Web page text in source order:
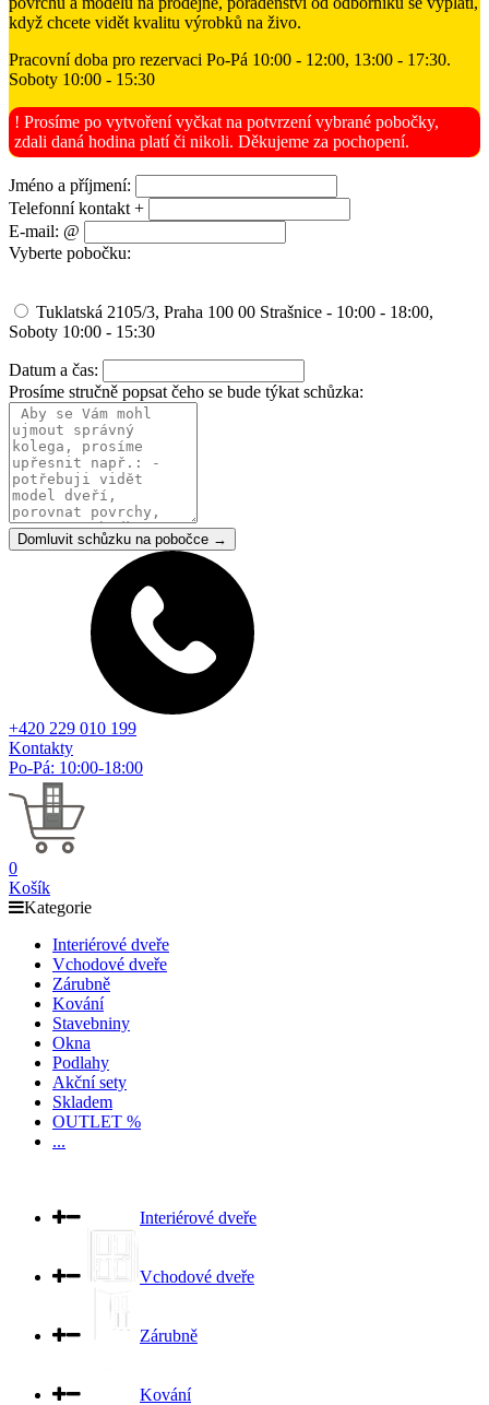
když chcete vidět kvalitu výrobků na živo.
Pracovní doba pro rezervaci Po-Pá 10:00 - 12:00, 13:00 - 17:30.
Soboty 10:00 - 15:30
! Prosíme po vytvoření vyčkat na potvrzení vybrané pobočky,
zdali daná hodina platí či nikoli. Děkujeme za pochopení.
Jméno a příjmení:
Telefonní kontakt +
E-mail: @
Vyberte pobočku:
Tuklatská 2105/3, Praha 100 00 Strašnice - 10:00 - 18:00,
Soboty 10:00 - 15:30
Datum a čas:
Prosíme stručně popsat čeho se bude týkat schůzka:
Domluvit schůzku na pobočce →
+420 229 010 199
Kontakty
Po-Pá: 10:00-18:00
0
Košík
Kategorie
Interiérové dveře
Vchodové dveře
Zárubně
Kování
Stavebniny
Okna
Podlahy
Akční sety
Skladem
OUTLET %
...
Interiérové dveře
Vchodové dveře
Zárubně
Kování